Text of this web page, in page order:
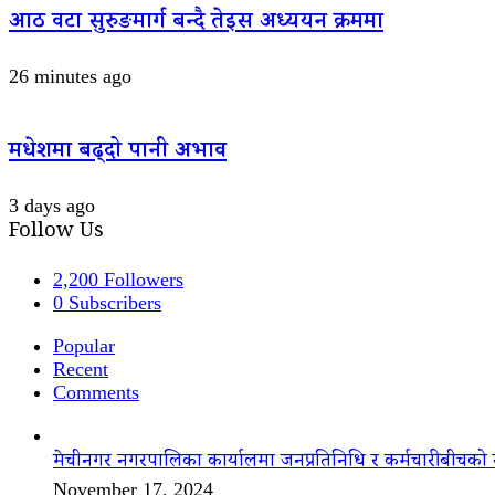
आठ वटा सुरुङमार्ग बन्दै तेइस अध्ययन क्रममा
26 minutes ago
मधेशमा बढ्दो पानी अभाव
3 days ago
Follow Us
2,200 Followers
0 Subscribers
Popular
Recent
Comments
मेचीनगर नगरपालिका कार्यालमा जनप्रतिनिधि र
November 17, 2024